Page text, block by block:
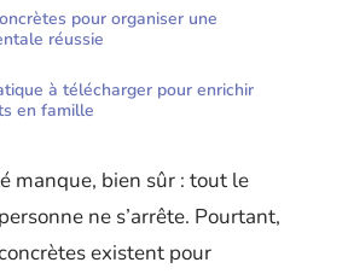
pour organiser une
réussie
à télécharger pour enrichir
en famille
manque, bien sûr : tout le
ne s’arrête. Pourtant,
existent pour